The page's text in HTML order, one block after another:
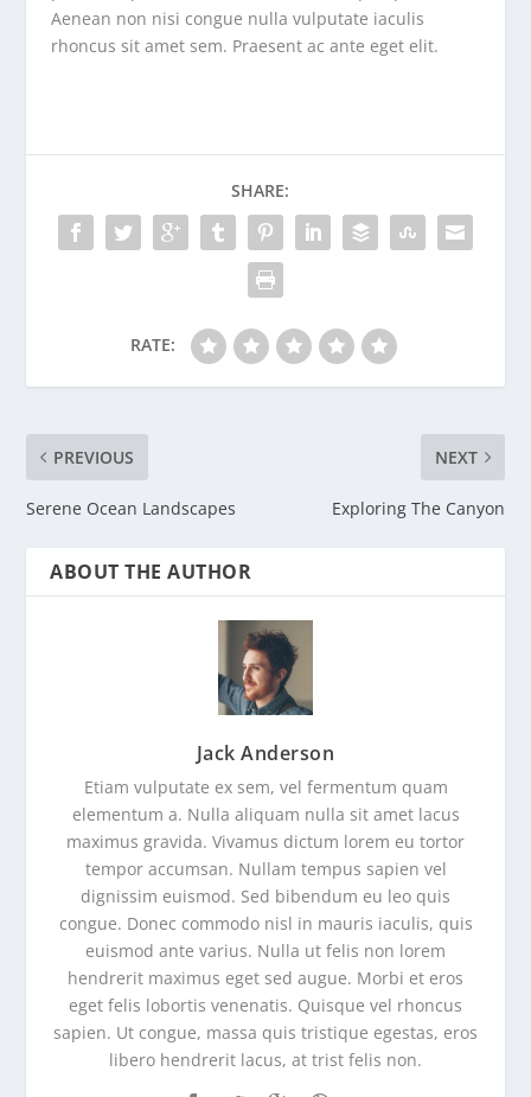
Aenean non nisi congue nulla vulputate iaculis
rhoncus sit amet sem. Praesent ac ante eget elit.
SHARE:
RATE:
PREVIOUS
Serene Ocean Landscapes
NEXT
Exploring The Canyon
ABOUT THE AUTHOR
Jack Anderson
Etiam vulputate ex sem, vel fermentum quam
elementum a. Nulla aliquam nulla sit amet lacus
maximus gravida. Vivamus dictum lorem eu tortor
tempor accumsan. Nullam tempus sapien vel
dignissim euismod. Sed bibendum eu leo quis
congue. Donec commodo nisl in mauris iaculis, quis
euismod ante varius. Nulla ut felis non lorem
hendrerit maximus eget sed augue. Morbi et eros
eget felis lobortis venenatis. Quisque vel rhoncus
sapien. Ut congue, massa quis tristique egestas, eros
libero hendrerit lacus, at trist felis non.